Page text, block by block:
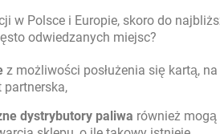
w Polsce i Europie, skoro do
odwiedzanych miejsc?
z możliwości posłużenia się kartą,
partnerska,
dystrybutory paliwa również